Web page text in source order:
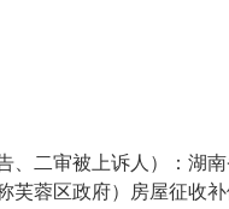
二审被上诉人）：湖南
蓉区政府）房屋征收